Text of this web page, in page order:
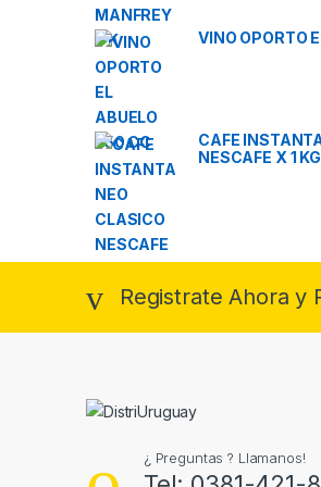
VINO OPORTO
CAFE
NESCAFE X 1 KG
Registrate Ahora y
¿ Preguntas ? Llamanos!